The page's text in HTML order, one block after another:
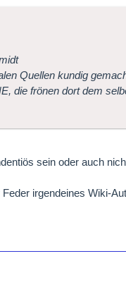
Quellen kundig
die frönen dort dem
sein oder auch
irgendeines Wiki-